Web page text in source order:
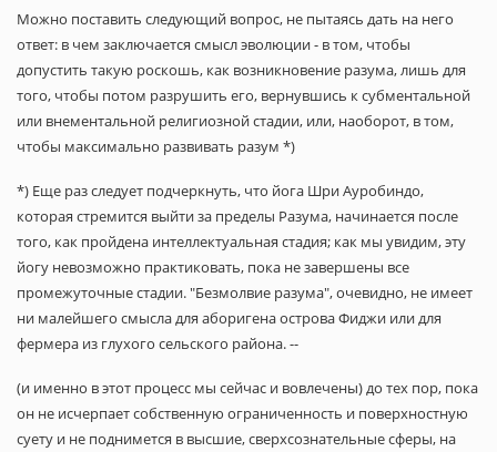
Можно поставить следующий вопрос, не пытаясь дать на него
ответ: в чем заключается смысл эволюции - в том, чтобы
допустить такую роскошь, как возникновение разума, лишь для
того, чтобы потом разрушить его, вернувшись к субментальной
или внементальной религиозной стадии, или, наоборот, в том,
чтобы максимально развивать разум *)
*) Еще раз следует подчеркнуть, что йога Шри Ауробиндо,
которая стремится выйти за пределы Разума, начинается после
того, как пройдена интеллектуальная стадия; как мы увидим, эту
йогу невозможно практиковать, пока не завершены все
промежуточные стадии. "Безмолвие разума", очевидно, не имеет
ни малейшего смысла для аборигена острова Фиджи или для
фермера из глухого сельского района. --
(и именно в этот процесс мы сейчас и вовлечены) до тех пор, пока
он не исчерпает собственную ограниченность и поверхностную
суету и не поднимется в высшие, сверхсознательные сферы, на